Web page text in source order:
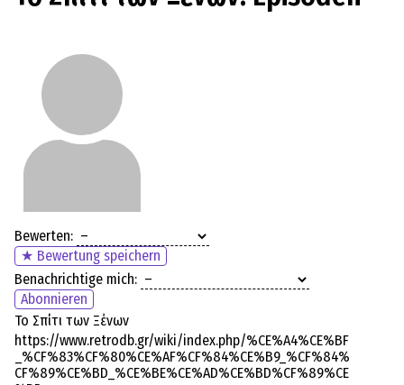
Bewerten:
★ Bewertung speichern
Benachrichtige mich:
Abonnieren
Το Σπίτι των Ξένων
https://www.retrodb.gr/wiki/index.php/%CE%A4%CE%BF
_%CF%83%CF%80%CE%AF%CF%84%CE%B9_%CF%84%
CF%89%CE%BD_%CE%BE%CE%AD%CE%BD%CF%89%CE